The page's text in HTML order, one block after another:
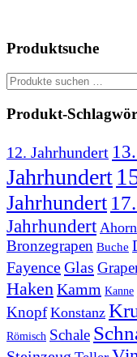
Produktsuche
Suchen
nach:
Produkt-
12. Jahrhundert
Jahrhundert
Jahrhundert
Jahrhundert Ahorn
Bronzegrapen Buche
FayenceGlas
HakenKamm Kanne
Knopf Konstanz
Römisch Schale